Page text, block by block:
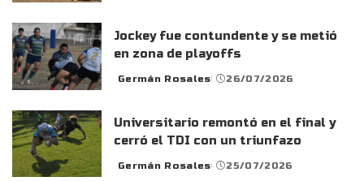
Jockey fue contundente y se metió
en zona de playoffs
Posted
Germán Rosales 26/07/2026
Universitario remontó en el final y
cerró el TDI con un triunfazo
Posted
Germán Rosales 25/07/2026